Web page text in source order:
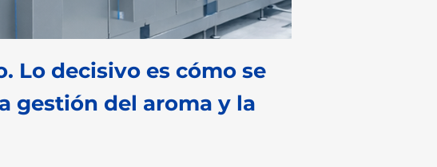
Lo decisivo es cómo se
gestión del aroma y la